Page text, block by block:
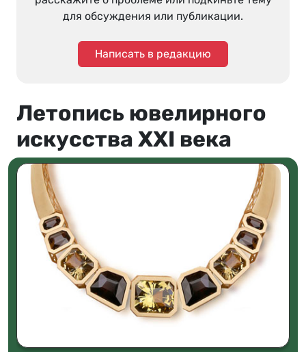
для обсуждения или публикации.
Написать в редакцию
Летопись ювелирного
искусства XXI века